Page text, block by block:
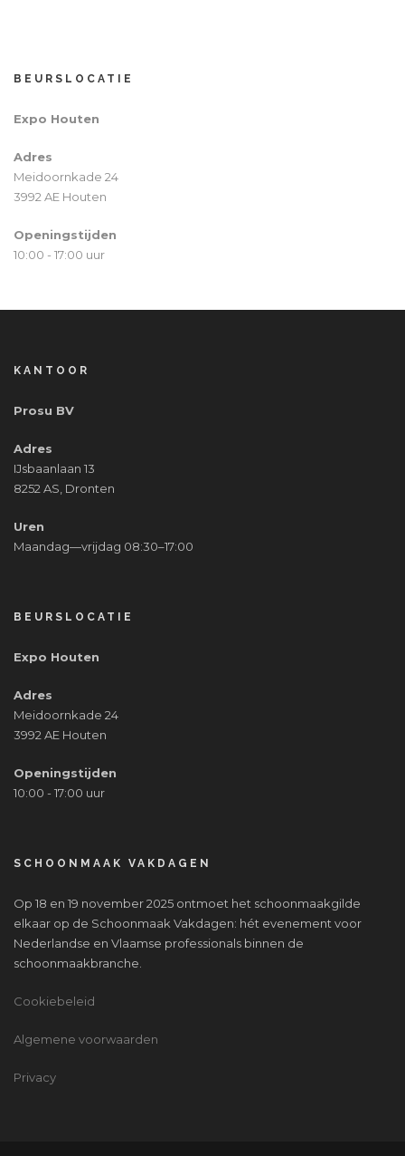
BEURSLOCATIE
Expo Houten
Adres
Meidoornkade 24
3992 AE Houten
Openingstijden
10:00 - 17:00 uur
KANTOOR
Prosu BV
Adres
IJsbaanlaan 13
8252 AS, Dronten
Uren
Maandag—vrijdag 08:30–17:00
BEURSLOCATIE
Expo Houten
Adres
Meidoornkade 24
3992 AE Houten
Openingstijden
10:00 - 17:00 uur
SCHOONMAAK VAKDAGEN
Op 18 en 19 november 2025 ontmoet het schoonmaakgilde
elkaar op de Schoonmaak Vakdagen: hét evenement voor
Nederlandse en Vlaamse professionals binnen de
schoonmaakbranche.
Cookiebeleid
Algemene voorwaarden
Privacy